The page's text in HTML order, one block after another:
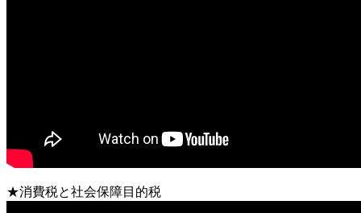
★消費税と社会保障目的税